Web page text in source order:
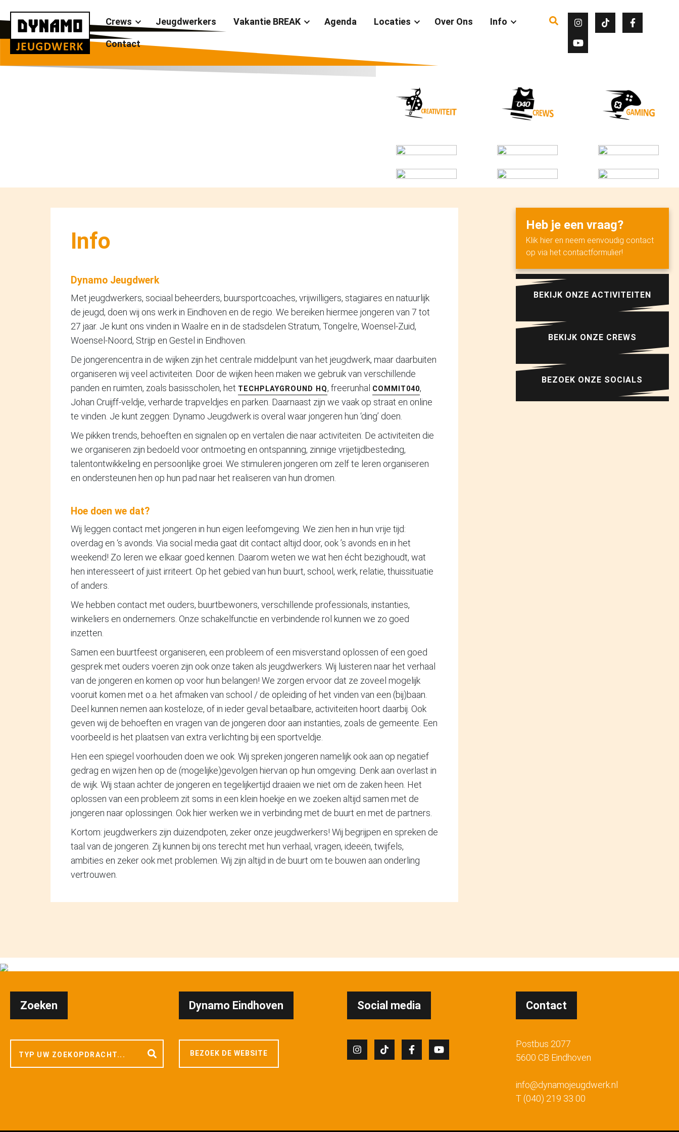
Crews Jeugdwerkers Vakantie BREAK Agenda Locaties Over Ons Info
Contact
Info
Dynamo Jeugdwerk
Met jeugdwerkers, sociaal beheerders, buursportcoaches, vrijwilligers, stagiaires en natuurlijk
de jeugd, doen wij ons werk in Eindhoven en de regio. We bereiken hiermee jongeren van 7 tot
27 jaar. Je kunt ons vinden in Waalre en in de stadsdelen Stratum, Tongelre, Woensel-Zuid,
Woensel-Noord, Strijp en Gestel in Eindhoven.
De jongerencentra in de wijken zijn het centrale middelpunt van het jeugdwerk, maar daarbuiten
organiseren wij veel activiteiten. Door de wijken heen maken we gebruik van verschillende
panden en ruimten, zoals basisscholen, het TECHPLAYGROUND HQ, freerunhal COMMIT040,
Johan Cruijff-veldje, verharde trapveldjes en parken. Daarnaast zijn we vaak op straat en online
te vinden. Je kunt zeggen: Dynamo Jeugdwerk is overal waar jongeren hun ‘ding’ doen.
We pikken trends, behoeften en signalen op en vertalen die naar activiteiten. De activiteiten die
we organiseren zijn bedoeld voor ontmoeting en ontspanning, zinnige vrijetijdbesteding,
talentontwikkeling en persoonlijke groei. We stimuleren jongeren om zelf te leren organiseren
en ondersteunen hen op hun pad naar het realiseren van hun dromen.
Hoe doen we dat?
Wij leggen contact met jongeren in hun eigen leefomgeving. We zien hen in hun vrije tijd:
overdag en ‘s avonds. Via social media gaat dit contact altijd door, ook ’s avonds en in het
weekend! Zo leren we elkaar goed kennen. Daarom weten we wat hen écht bezighoudt, wat
hen interesseert of juist irriteert. Op het gebied van hun buurt, school, werk, relatie, thuissituatie
of anders.
We hebben contact met ouders, buurtbewoners, verschillende professionals, instanties,
winkeliers en ondernemers. Onze schakelfunctie en verbindende rol kunnen we zo goed
inzetten.
Samen een buurtfeest organiseren, een probleem of een misverstand oplossen of een goed
gesprek met ouders voeren zijn ook onze taken als jeugdwerkers. Wij luisteren naar het verhaal
van de jongeren en komen op voor hun belangen! We zorgen ervoor dat ze zoveel mogelijk
vooruit komen met o.a. het afmaken van school / de opleiding of het vinden van een (bij)baan.
Deel kunnen nemen aan kosteloze, of in ieder geval betaalbare, activiteiten hoort daarbij. Ook
geven wij de behoeften en vragen van de jongeren door aan instanties, zoals de gemeente. Een
voorbeeld is het plaatsen van extra verlichting bij een sportveldje.
Hen een spiegel voorhouden doen we ook. Wij spreken jongeren namelijk ook aan op negatief
gedrag en wijzen hen op de (mogelijke)gevolgen hiervan op hun omgeving. Denk aan overlast in
de wijk. Wij staan achter de jongeren en tegelijkertijd draaien we niet om de zaken heen. Het
oplossen van een probleem zit soms in een klein hoekje en we zoeken altijd samen met de
jongeren naar oplossingen. Ook hier werken we in verbinding met de buurt en met de partners.
Kortom: jeugdwerkers zijn duizendpoten, zeker onze jeugdwerkers! Wij begrijpen en spreken de
taal van de jongeren. Zij kunnen bij ons terecht met hun verhaal, vragen, ideeën, twijfels,
ambities en zeker ook met problemen. Wij zijn altijd in de buurt om te bouwen aan onderling
vertrouwen.
Heb je een vraag?
Klik hier en neem eenvoudig contact
op via het contactformulier!
BEKIJK ONZE ACTIVITEITEN
BEKIJK ONZE CREWS
BEZOEK ONZE SOCIALS
Zoeken Dynamo Eindhoven
BEZOEK DE WEBSITE
Social media Contact
Postbus 2077
5600 CB Eindhoven
info@dynamojeugdwerk.nl
T (040) 219 33 00